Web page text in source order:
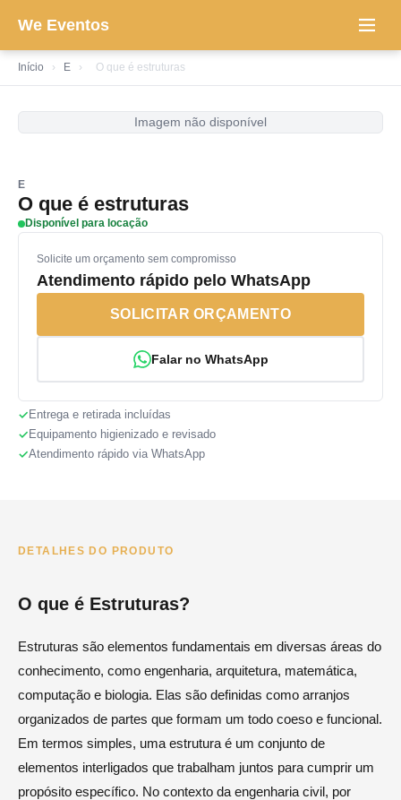
We Eventos
Início › E › O que é estruturas
Imagem não disponível
E
O que é estruturas
Disponível para locação
Solicite um orçamento sem compromisso
Atendimento rápido pelo WhatsApp
SOLICITAR ORÇAMENTO
Falar no WhatsApp
Entrega e retirada incluídas
Equipamento higienizado e revisado
Atendimento rápido via WhatsApp
DETALHES DO PRODUTO
O que é Estruturas?
Estruturas são elementos fundamentais em diversas áreas do
conhecimento, como engenharia, arquitetura, matemática,
computação e biologia. Elas são definidas como arranjos
organizados de partes que formam um todo coeso e funcional.
Em termos simples, uma estrutura é um conjunto de
elementos interligados que trabalham juntos para cumprir um
propósito específico. No contexto da engenharia civil, por